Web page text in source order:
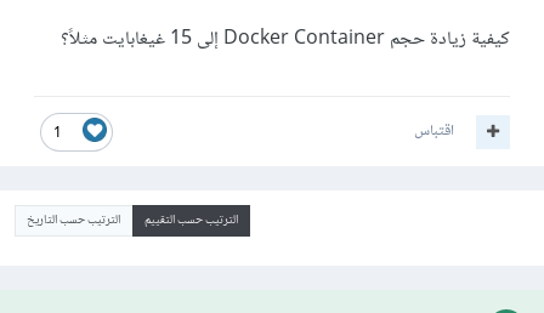
كيفية زيادة حجم Docker Container إلى 15 غيغابايت مثلاً؟
1 اقتباس
الترتيب حسب التقييم الترتيب حسب التاريخ